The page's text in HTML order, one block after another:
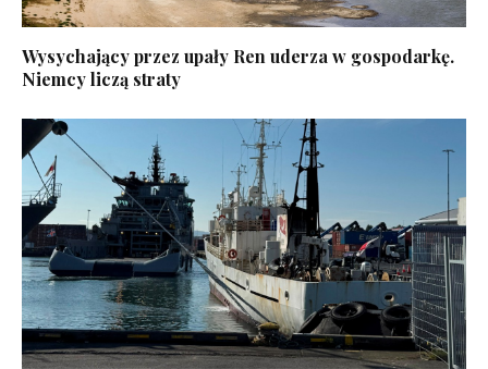
Wysychający przez upały Ren uderza w gospodarkę.
Niemcy liczą straty